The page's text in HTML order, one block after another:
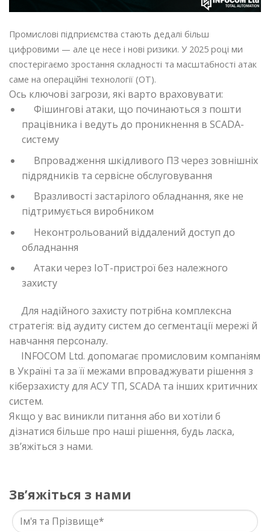
Промислові підприємства стають дедалі більш
цифровими — але це несе і нові ризики. У 2025 році ми
спостерігаємо зростання складності та масштабності атак
саме на операційні технології (OT).
Ось ключові загрози, які варто враховувати:
Фішингові атаки, що починаються з пошти
працівника і ведуть до проникнення в SCADA-
систему
Впровадження шкідливого ПЗ через зовнішніх
підрядників та сервісне обслуговування
Вразливості застарілого обладнання, яке не
підтримується виробником
Неконтрольований віддалений доступ до
обладнання
Атаки через IoT-пристрої без належного
захисту
Для надійного захисту потрібна комплексна
стратегія: від аудиту систем до сегментації мережі й
навчання персоналу.
INFOCOM Ltd. допомагає промисловим компаніям
в Україні та за її межами впроваджувати рішення з
кіберзахисту для АСУ ТП, SCADA та інших критичних
систем.
Якщо у вас виникли питання або ви хотіли б
дізнатися більше про наші рішення, будь ласка,
зв’яжіться з нами.
Звʼяжіться з нами